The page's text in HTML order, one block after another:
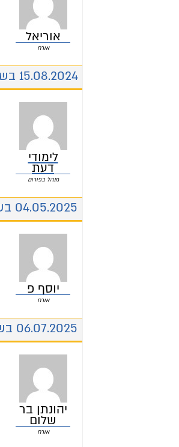
אוריאל
אורח
15.08.2024 בשעה 13:55
לימודי
דעת
מנהל בפורום
04.05.2025 בשעה 22:54
יוסף פ
אורח
06.07.2025 בשעה 10:22
יהונתן בר
שלום
אורח